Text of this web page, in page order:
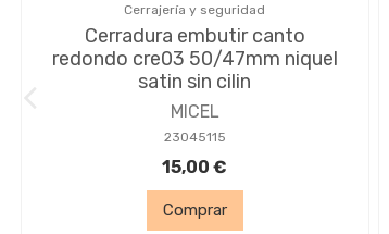
Cerrajería y seguridad
Cerradura embutir canto
redondo cre03 50/47mm niquel
satin sin cilin
MICEL
23045115
15,00 €
Comprar